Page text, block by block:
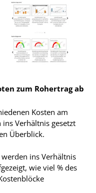
zum Rohertrag ab
Kosten am
Verhältnis gesetzt
Überblick.
ins Verhältnis
wie viel % des